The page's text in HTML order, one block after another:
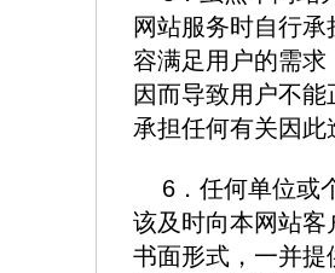
网站服务时自行
容满足用户的需
因而导致用户不
承担任何有关因
6．任何单位或
该及时向本网站
书面形式，一并